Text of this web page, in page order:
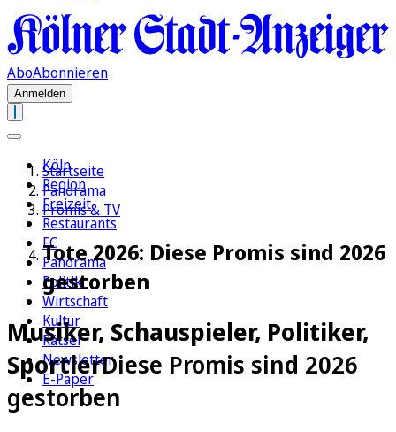
AboAbonnieren
Anmelden
Köln
Region
Freizeit
Restaurants
FC
Panorama
Politik
Wirtschaft
Kultur
Rätsel
Newsletter
E-Paper
Startseite
Panorama
Promis & TV
Tote 2026: Diese Promis sind 2026
gestorben
Musiker, Schauspieler, Politiker,
SportlerDiese Promis sind 2026
gestorben